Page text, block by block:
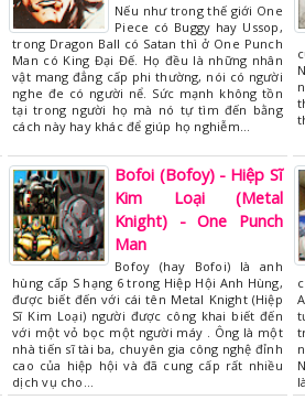
Nếu như trong thế giới One
Piece có Buggy hay Ussop,
trong Dragon Ball có Satan thì ở One Punch
Man có King Đại Đế. Họ đều là những nhân
vật mang đẳng cấp phi thường, nói có người
nghe đe có người nể. Sức mạnh không tồn
tại trong người họ mà nó tự tìm đến bằng
cách này hay khác để giúp họ nghiễm…
Bofoi (Bofoy) - Hiệp Sĩ
Kim Loại (Metal
Knight) - One Punch
Man
Bofoy (hay Bofoi) là anh
hùng cấp S hạng 6 trong Hiệp Hội Anh Hùng,
được biết đến với cái tên Metal Knight (Hiệp
Sĩ Kim Loại) người được công khai biết đến
với một vỏ bọc một người máy . Ông là một
nhà tiến sĩ tài ba, chuyên gia công nghệ đỉnh
cao của hiệp hội và đã cung cấp rất nhiều
dịch vụ cho…